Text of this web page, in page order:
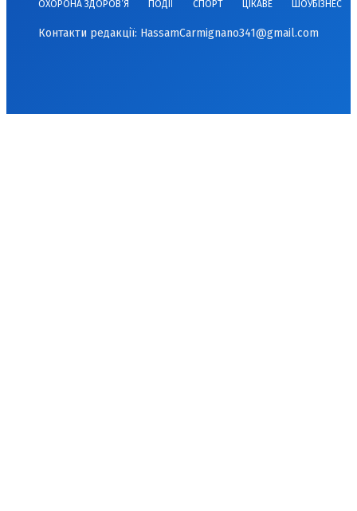
ОХОРОНА ЗДОРОВ’Я
ПОДІЇ СПОРТ ЦІКАВЕ ШОУБІЗНЕС
Контакти редакції: HassamCarmignano341@gmail.com